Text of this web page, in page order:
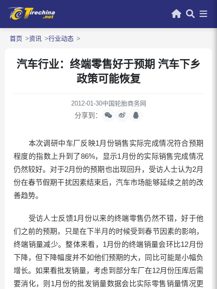
首页 资讯 行业动态
汽车行业：终端零售好于预期 汽车下乡
政策可能恢复
2012-01-30中国轮胎商务网
分享到：
本次调研中车厂反映1月份销售实际完成情况符合预期
程度的指数上升到了86%，显示1月份的实际销售完成情况
仍然较好。对于2月份的预期也出现回升，受访人士认为2月
份在春节假期干扰因素结束后，汽车市场能够延续之前的改
善趋势。
受访人士反馈1月份以来的终端零售仍然不错，好于他
们之前的预期，只是在下半月的时候受到春节因素的影响，
终端销量减少。整体来看，1月份的终端销量会环比12月份
下降，但下降幅度并不如他们预期的大，同比可能是小幅负
增长。如果看批发销量，考虑到部分车厂在12月份压库后需
要消化，则1月份的批发销量数据会比实际零售销量情况更